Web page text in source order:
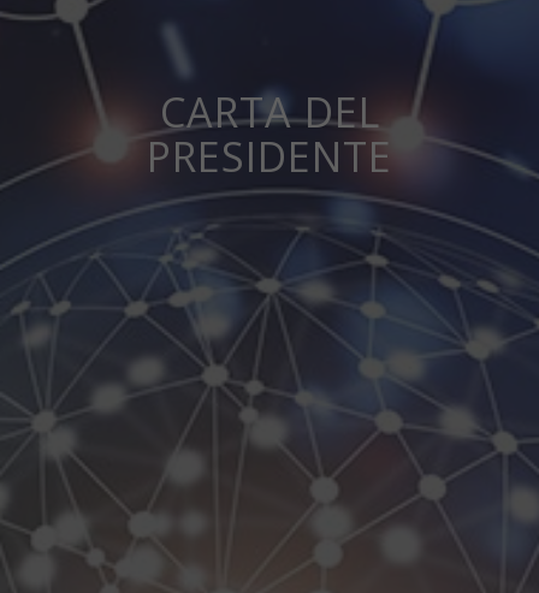
CARTA DEL
PRESIDENTE